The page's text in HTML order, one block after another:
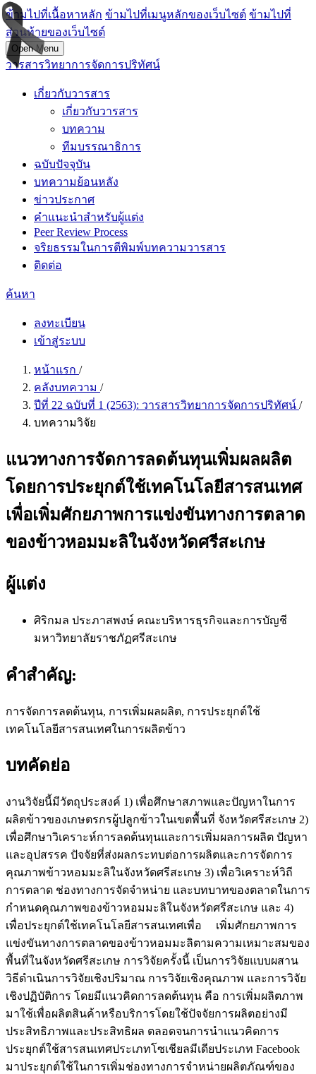
ข้ามไปที่เนื้อหาหลัก ข้ามไปที่เมนูหลักของเว็บไซต์ ข้ามไปที่
ส่วนท้ายของเว็บไซต์
Open Menu
วารสารวิทยาการจัดการปริทัศน์
เกี่ยวกับวารสาร
เกี่ยวกับวารสาร
บทความ
ทีมบรรณาธิการ
ฉบับปัจจุบัน
บทความย้อนหลัง
ข่าวประกาศ
คำแนะนำสำหรับผู้แต่ง
Peer Review Process
จริยธรรมในการตีพิมพ์บทความวารสาร
ติดต่อ
ค้นหา
ลงทะเบียน
เข้าสู่ระบบ
หน้าแรก /
คลังบทความ /
ปีที่ 22 ฉบับที่ 1 (2563): วารสารวิทยาการจัดการปริทัศน์ /
บทความวิจัย
แนวทางการจัดการลดต้นทุนเพิ่มผลผลิต
โดยการประยุกต์ใช้เทคโนโลยีสารสนเทศ
เพื่อเพิ่มศักยภาพการแข่งขันทางการตลาด
ของข้าวหอมมะลิในจังหวัดศรีสะเกษ
ผู้แต่ง
ศิริกมล ประภาสพงษ์ คณะบริหารธุรกิจและการบัญชี
มหาวิทยาลัยราชภัฏศรีสะเกษ
คำสำคัญ:
การจัดการลดต้นทุน, การเพิ่มผลผลิต, การประยุกต์ใช้
เทคโนโลยีสารสนเทศในการผลิตข้าว
บทคัดย่อ
งานวิจัยนี้มีวัตถุประสงค์ 1) เพื่อศึกษาสภาพและปัญหาในการ
ผลิตข้าวของเกษตรกรผู้ปลูกข้าวในเขตพื้นที่ จังหวัดศรีสะเกษ 2)
เพื่อศึกษาวิเคราะห์การลดต้นทุนและการเพิ่มผลการผลิต ปัญหา
และอุปสรรค ปัจจัยที่ส่งผลกระทบต่อการผลิตและการจัดการ
คุณภาพข้าวหอมมะลิในจังหวัดศรีสะเกษ 3) เพื่อวิเคราะห์วิถี
การตลาด ช่องทางการจัดจำหน่าย และบทบาทของตลาดในการ
กำหนดคุณภาพของข้าวหอมมะลิในจังหวัดศรีสะเกษ และ 4)
เพื่อประยุกต์ใช้เทคโนโลยีสารสนเทศเพื่อ เพิ่มศักยภาพการ
แข่งขันทางการตลาดของข้าวหอมมะลิตามความเหมาะสมของ
พื้นที่ในจังหวัดศรีสะเกษ การวิจัยครั้งนี้ เป็นการวิจัยแบบผสาน
วิธีดำเนินการวิจัยเชิงปริมาณ การวิจัยเชิงคุณภาพ และการวิจัย
เชิงปฏิบัติการ โดยมีแนวคิดการลดต้นทุน คือ การเพิ่มผลิตภาพ
มาใช้เพื่อผลิตสินค้าหรือบริการโดยใช้ปัจจัยการผลิตอย่างมี
ประสิทธิภาพและประสิทธิผล ตลอดจนการนำแนวคิดการ
ประยุกต์ใช้สารสนเทศประเภทโซเชียลมีเดียประเภท Facebook
มาประยุกต์ใช้ในการเพิ่มช่องทางการจำหน่ายผลิตภัณฑ์ของ